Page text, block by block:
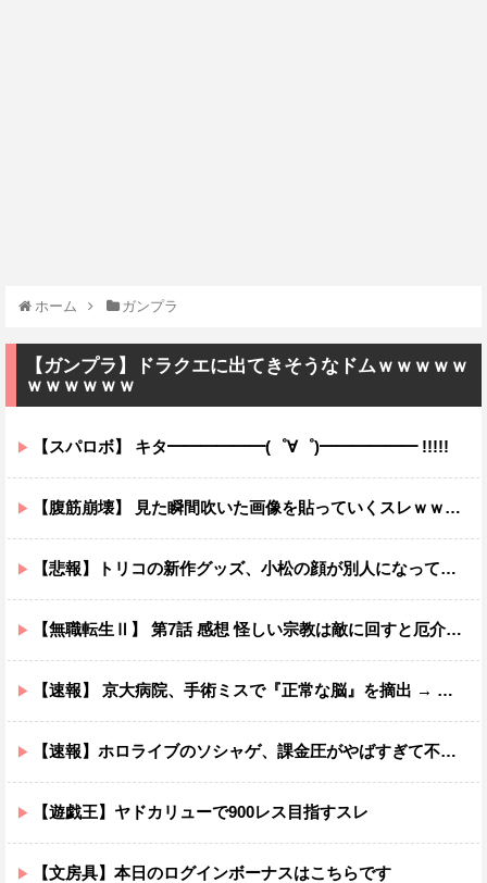
ホーム ガンプラ
【ガンプラ】ドラクエに出てきそうなドムｗｗｗｗｗ
ｗｗｗｗｗｗ
【スパロボ】 キタ━━━━━━(゜∀゜)━━━━━━ !!!!!
【腹筋崩壊】 見た瞬間吹いた画像を貼っていくスレｗｗｗｗ
【悲報】トリコの新作グッズ、小松の顔が別人になってしまうｗｗｗｗ
【無職転生Ⅱ】 第7話 感想 怪しい宗教は敵に回すと厄介ニャ【異世界行ったら本気だす】
【速報】 京大病院、手術ミスで『正常な脳』を摘出 → 患者は自発呼吸不可能な植物状態に
【速報】ホロライブのソシャゲ、課金圧がやばすぎて不評になるwwwwwwwwww
【遊戯王】ヤドカリューで900レス目指すスレ
【文房具】本日のログインボーナスはこちらです